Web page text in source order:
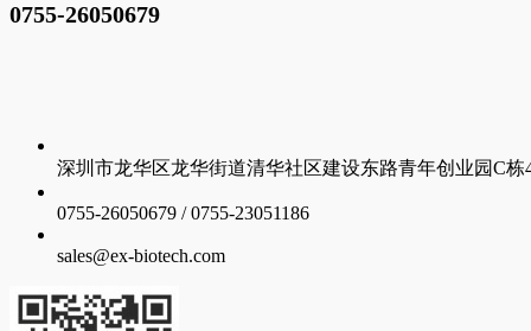
0755-26050679
深圳市龙华区龙华街道清华社区建设东路青年创业园C栋
0755-26050679 / 0755-23051186
sales@ex-biotech.com